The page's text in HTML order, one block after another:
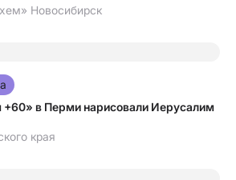
Новосибирск
в Перми нарисовали Иерусалим
края